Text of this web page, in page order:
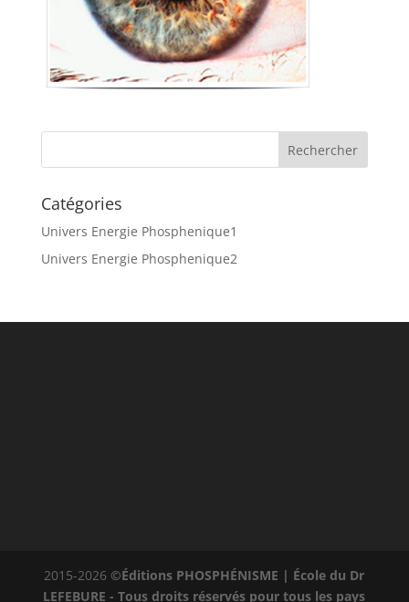
Catégories
Univers Energie Phosphenique1
Univers Energie Phosphenique2
2015-2026 ©Éditions PHOSPHÉNISME | École du Dr
LEFEBURE - Tous droits réservés pour tous les pays